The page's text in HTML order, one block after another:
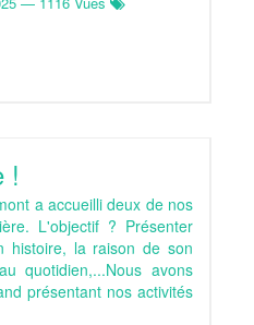
!
a accueilli deux de nos
L'objectif ? Présenter
histoire, la raison de son
quotidien,...Nous avons
présentant nos activités